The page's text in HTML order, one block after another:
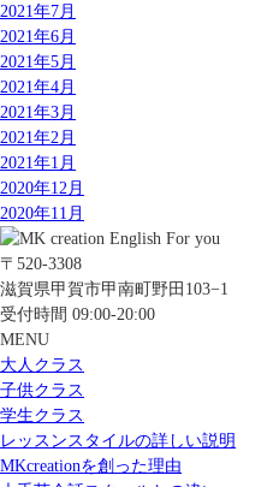
2021年7月
2021年6月
2021年5月
2021年4月
2021年3月
2021年2月
2021年1月
2020年12月
2020年11月
〒520-3308
滋賀県甲賀市甲南町野田103−1
受付時間 09:00-20:00
MENU
大人クラス
子供クラス
学生クラス
レッスンスタイルの詳しい説明
MKcreationを創った理由